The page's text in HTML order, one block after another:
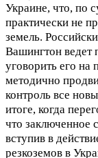
Украине, что, по
практически не
земель.
Вашингтон ведет
уговорить его на
методично
контроль все
итоге, когда
что заключенное
вступив в
резкоземов в